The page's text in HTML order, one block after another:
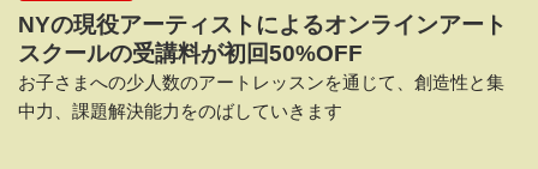
NYの現役アーティストによるオンラインアート
スクールの受講料が初回50%OFF
お子さまへの少人数のアートレッスンを通じて、創造性と集
中力、課題解決能力をのばしていきます